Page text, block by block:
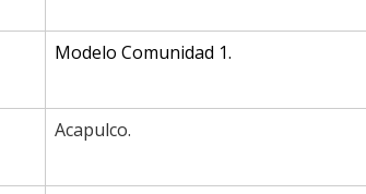
Modelo Comunidad 1.
Acapulco.